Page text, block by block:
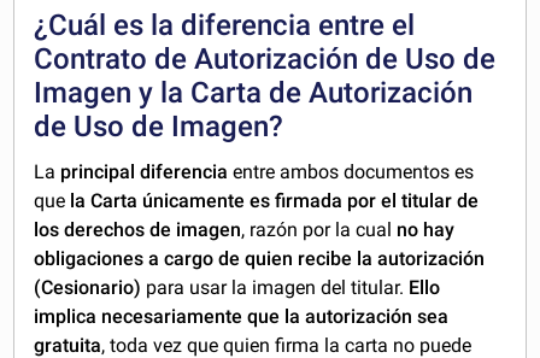
¿Cuál es la diferencia entre el
Contrato de Autorización de Uso de
Imagen y la Carta de Autorización
de Uso de Imagen?
La principal diferenciaentre ambos documentos es
que la Carta únicamente es firmada por el titular de
los derechos de imagen, razón por la cual no hay
obligaciones a cargo de quien recibe la autorización
(Cesionario) para usar la imagen del titular. Ello
implica necesariamente que la autorización sea
gratuita, toda vez que quien firma la carta no puede